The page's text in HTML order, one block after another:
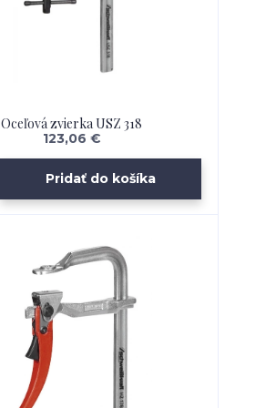
Oceľová zvierka USZ 318
123,06 €
Pridať do košíka